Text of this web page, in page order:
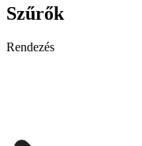
Szűrők
Rendezés